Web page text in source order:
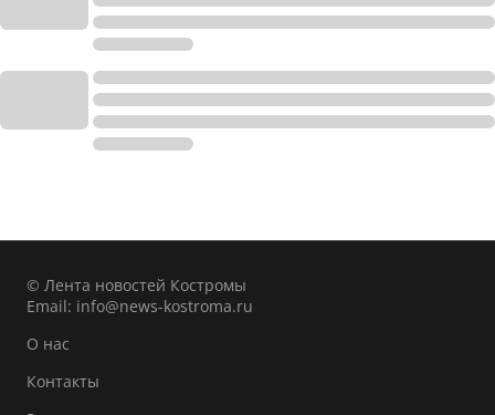
© Лента новостей Костромы
Email: info@news-kostroma.ru
О нас
Контакты